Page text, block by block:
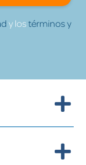
y lostérminos y